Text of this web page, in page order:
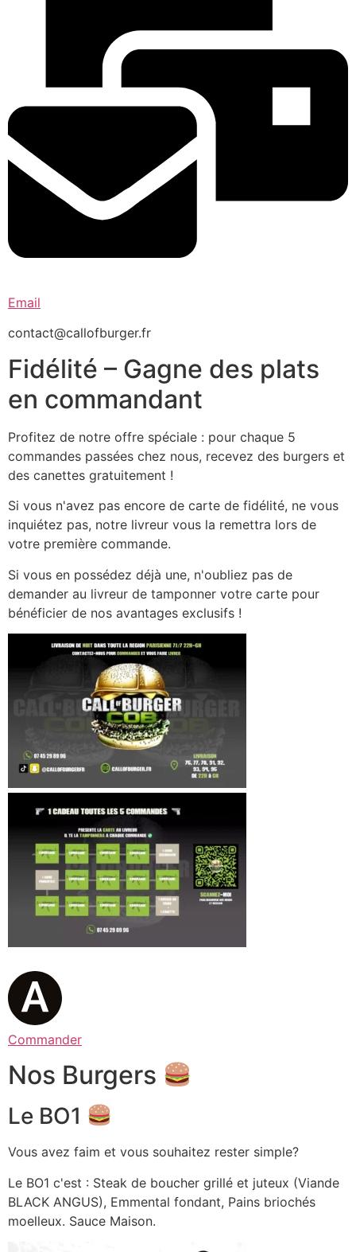
Email
contact@callofburger.fr
Fidélité – Gagne des plats
en commandant
Profitez de notre offre spéciale : pour chaque 5
commandes passées chez nous, recevez des burgers et
des canettes gratuitement !
Si vous n'avez pas encore de carte de fidélité, ne vous
inquiétez pas, notre livreur vous la remettra lors de
votre première commande.
Si vous en possédez déjà une, n'oubliez pas de
demander au livreur de tamponner votre carte pour
bénéficier de nos avantages exclusifs !
Commander
Nos Burgers
Le BO1
Vous avez faim et vous souhaitez rester simple?
Le BO1 c'est : Steak de boucher grillé et juteux (Viande
BLACK ANGUS), Emmental fondant, Pains briochés
moelleux. Sauce Maison.